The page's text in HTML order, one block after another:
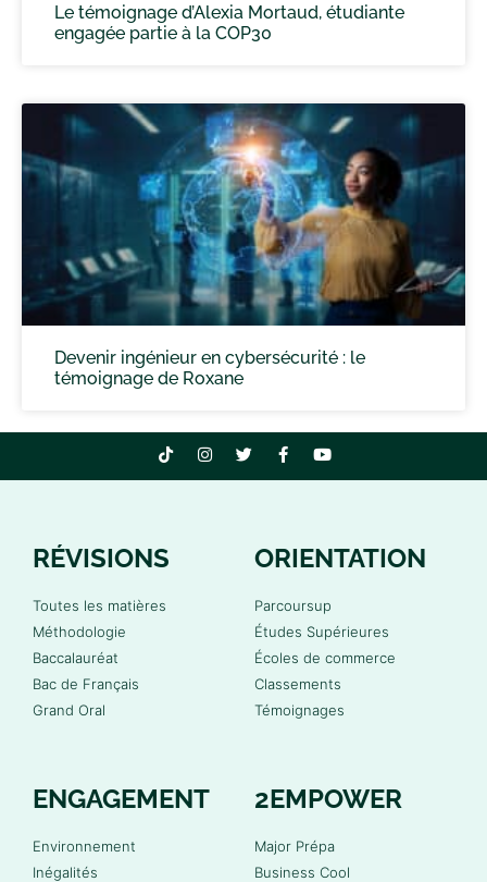
Le témoignage d’Alexia Mortaud, étudiante
engagée partie à la COP30
Devenir ingénieur en cybersécurité : le
témoignage de Roxane
RÉVISIONS
Toutes les matières
Méthodologie
Baccalauréat
Bac de Français
Grand Oral
ORIENTATION
Parcoursup
Études Supérieures
Écoles de commerce
Classements
Témoignages
ENGAGEMENT
Environnement
Inégalités
2EMPOWER
Major Prépa
Business Cool